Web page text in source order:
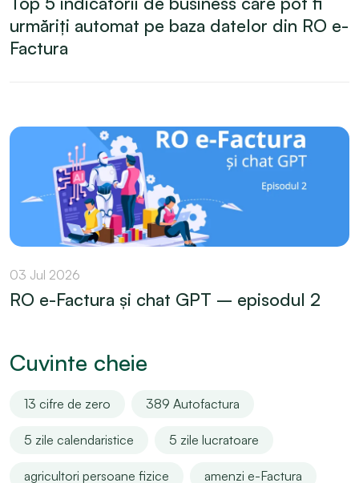
urmăriți automat pe baza datelor din RO e-
Factura
03 Jul 2026
RO e-Factura și chat GPT – episodul 2
Cuvinte cheie
13 cifre de zero 389 Autofactura
5 zile calendaristice 5 zile lucratoare
agricultori persoane fizice amenzi e-Factura